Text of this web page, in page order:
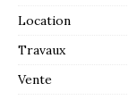
Location
Travaux
Vente